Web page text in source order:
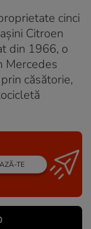
cinci
Citroen
din 1966, o
Mercedes
căsătorie,
TE